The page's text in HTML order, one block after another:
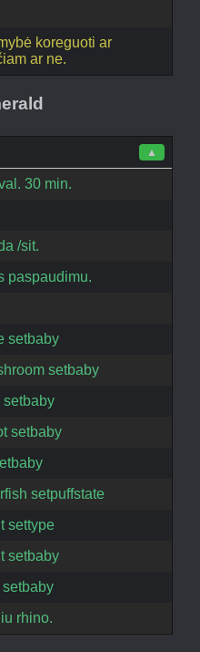
koreguoti ar
ar ne.
▲
30 min.
/sit.
paspaudimu.
setbaby
setbaby
setbaby
setbaby
setpuffstate
settype
setbaby
setbaby
rhino.